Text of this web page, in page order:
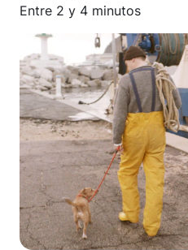
Tiempo estimado de lectura:
Entre 2 y 4 minutos